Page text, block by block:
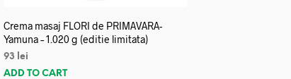
Crema masaj FLORI de PRIMAVARA-
Yamuna – 1.020 g (editie limitata)
93
lei
ADD TO CART